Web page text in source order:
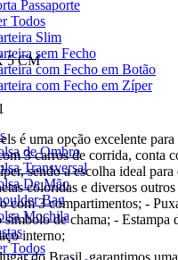
Passaporte
Todos
Slim
sem Fecho
com Fecho em Botão
com Fecho em Zíper
de Ombro
Transversal
De Mão
Bag
Mochila
Todos
5 CM
é uma opção excelente para
3 carros de corrida, conta
sendo a escolha ideal para
coloridas e diversos outros
com 3 compartimentos; -
símbolo de chama; - Estampa
interno;
do Brasil, garantimos